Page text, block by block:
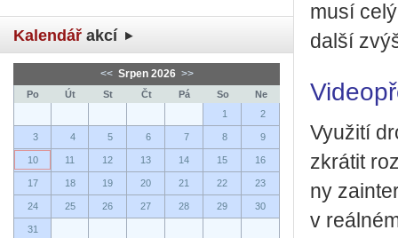
Kalendář akcí
<< Srpen 2026 >>
Po Út St Čt Pá So
Ne
1
2
3 4 5 6 7 8 9
10 11 12 13 14 15 16
17 18 19 20 21 22 23
24 25 26 27 28 29 30
31
musí
další
Vy­u­ži­tí
zkrá­tit
ny
v